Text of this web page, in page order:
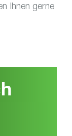
Ihnen gerne